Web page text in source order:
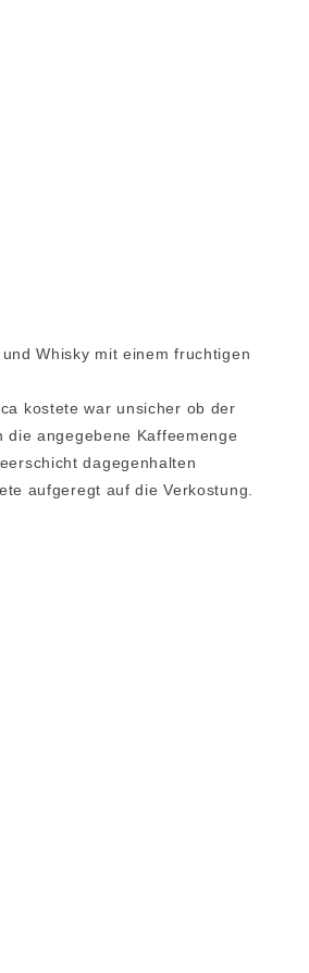
Whisky mit einem fruchtigen
kostete war unsicher ob der
angegebene Kaffeemenge
dagegenhalten
aufgeregt auf die Verkostung.